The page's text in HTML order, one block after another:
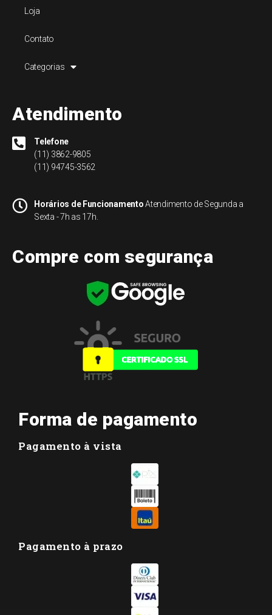
Loja
Contato
Categorias
Atendimento
Telefone
(11) 3862-9805
(11) 94745-3562
Horários de FuncionamentoAtendimento de Segunda a
Sexta - 7h as 17h.
Compre com segurança
Forma de pagamento
Pagamento à vista
Pagamento à prazo